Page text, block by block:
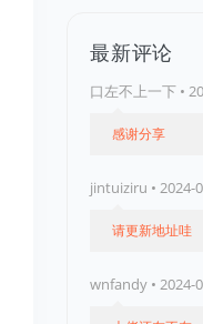
最新评论
口左不上一下 •
感谢分享
jintuiziru • 2024-
请更新地址哇
wnfandy • 2024-